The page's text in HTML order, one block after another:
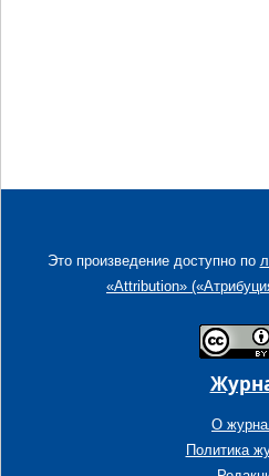
Это произведение доступно по
«Attribution»
О
Политика